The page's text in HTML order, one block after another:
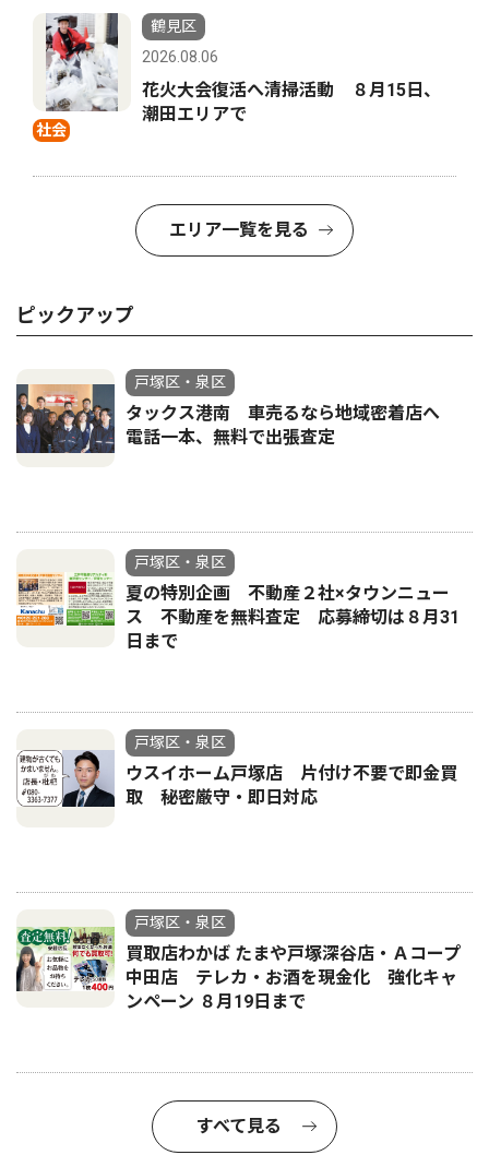
社会
鶴見区
2026.08.06
花火大会復活へ清掃活動 ８月15日、
潮田エリアで
エリア一覧を見る
ピックアップ
戸塚区・泉区
タックス港南 車売るなら地域密着店へ
電話一本、無料で出張査定
戸塚区・泉区
夏の特別企画 不動産２社×タウンニュー
ス 不動産を無料査定 応募締切は８月31
日まで
戸塚区・泉区
ウスイホーム戸塚店 片付け不要で即金買
取 秘密厳守・即日対応
戸塚区・泉区
買取店わかば たまや戸塚深谷店・Ａコープ
中田店 テレカ・お酒を現金化 強化キャ
ンペーン ８月19日まで
すべて見る